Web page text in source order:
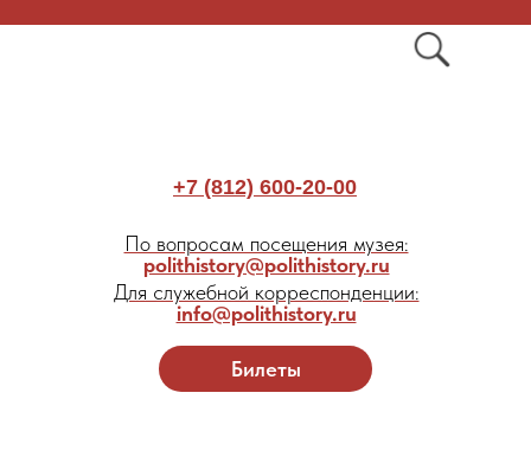
Билеты
+7 (812) 600-20-00
По вопросам посещения музея:
polithistory@polithistory.ru
Для служебной корреспонденции:
info@polithistory.ru